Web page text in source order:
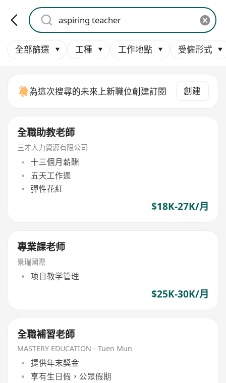
全部篩選 工種 工作地點 受僱形式
為這次搜尋的未來上新職位創建訂閱 創建
全職助教老師
三才人力資源有限公司
十三個月薪酬
五天工作週
彈性花紅
$18K-27K/月
專業課老师
景瑞國際
项目教学管理
$25K-30K/月
全職補習老師
MASTERY EDUCATION - Tuen Mun
提供年末獎金
享有生日假，公眾假期